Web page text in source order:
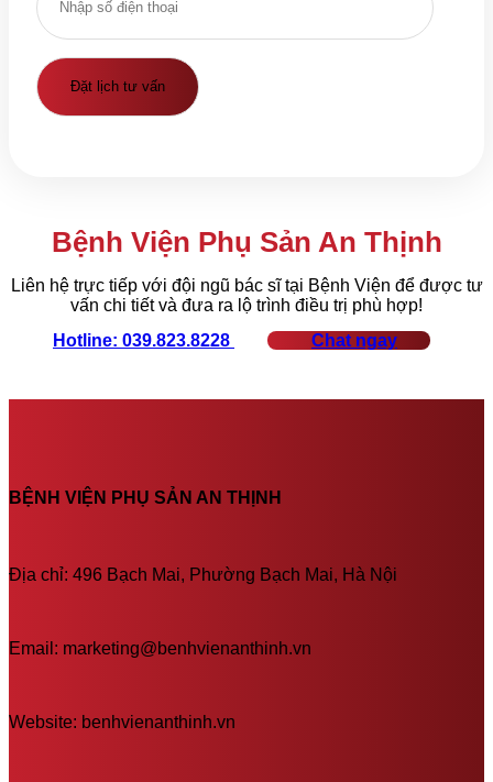
Bệnh Viện Phụ Sản An Thịnh
Liên hệ trực tiếp với đội ngũ bác sĩ tại Bệnh Viện để được tư
vấn chi tiết và đưa ra lộ trình điều trị phù hợp!
Hotline: 039.823.8228
Chat ngay
BỆNH VIỆN PHỤ SẢN AN THỊNH
Địa chỉ: 496 Bạch Mai, Phường Bạch Mai, Hà Nội
Email: marketing@benhvienanthinh.vn
Website: benhvienanthinh.vn